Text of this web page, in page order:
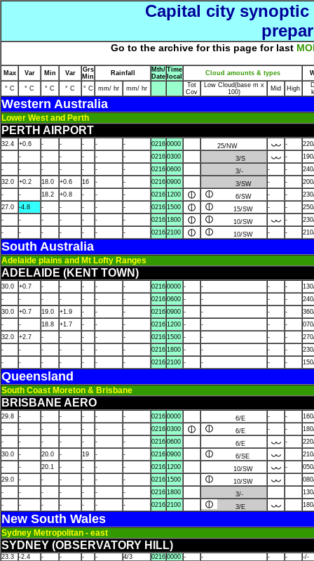
Capital city synoptic
Go to the archive for this page for last
Max Var Min Var
Grs
Min
Rainfall
Mth/
Date
Time
local
Cloud amounts & types
° C ° C ° C ° C ° C mm/ hr mm/ hr
Tot
Cov
Low Cloud(base m x
100)
Mid High
Western Australia
Lower West and Perth
PERTH AIRPORT
32.4 +0.6 - - - - - 0216 0000 25/NW -
-
- - - - - - 0216 0300 3/S -
-
- - - - - - 0216 0600 3/- - -
32.0
+0.2 18.0 +0.6 16 - - 0216 0900 3/SW - -
-
- 18.2 +0.8 - - - 0216 1200 6/SW - -
27.0
-4.8 - - - - - 0216 1500 15/SW - -
-
- - - - - - 0216 1800 10/SW -
-
- - - - - - 0216 2100 10/SW - -
South Australia
Adelaide plains and Mt Lofty Ranges
ADELAIDE (KENT TOWN)
30.0 +0.7 - - - - - 0216 0000 - - - -
-
- - - - - - 0216 0600 - - - -
30.0
+0.7 19.0 +1.9 - - - 0216 0900 - - - -
-
- 18.8 +1.7 - - - 0216 1200 - - - -
32.0
+2.7 - - - - - 0216 1500 - - - -
-
- - - - - - 0216 1800 - - - -
-
- - - - - - 0216 2100 - - - -
Queensland
South Coast Moreton & Brisbane
BRISBANE AERO
29.8 - - - - - - 0216 0000 6/E - -
-
- - - - - - 0216 0300 6/E - -
-
- - - - - - 0216 0600 6/E -
30.0
- 20.0 - 19 - - 0216 0900 6/SE
-
- 20.1 - - - - 0216 1200 10/SW -
29.0
- - - - - - 0216 1500 10/SW
-
- - - - - - 0216 1800 3/-
-
- - - - - - 0216 2100 3/E
New South Wales
Sydney Metropolitan - east
SYDNEY (OBSERVATORY HILL)
23.3 -2.4 - - - - 4/3 0216 0000 - - - -
-/-